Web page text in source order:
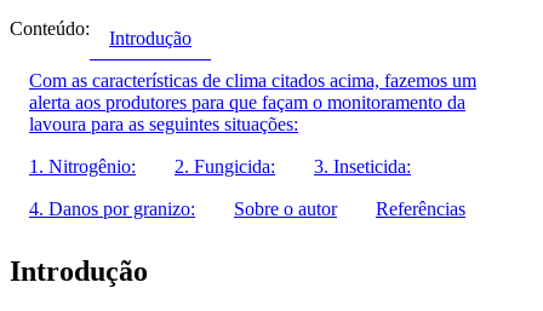
Conteúdo:
Introdução
Com as características de clima citados acima, fazemos um
alerta aos produtores para que façam o monitoramento da
lavoura para as seguintes situações:
1. Nitrogênio: 2. Fungicida: 3. Inseticida:
4. Danos por granizo: Sobre o autor Referências
Introdução